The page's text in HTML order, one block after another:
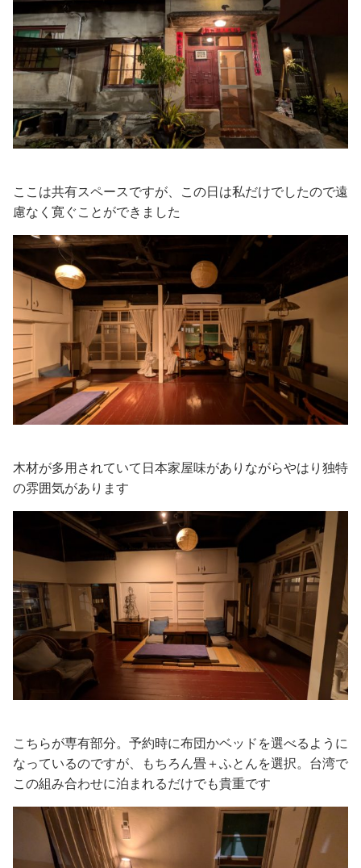
ここは共有スペースですが、この日は私だけでしたので遠
慮なく寛ぐことができました
木材が多用されていて日本家屋味がありながらやはり独特
の雰囲気があります
こちらが専有部分。予約時に布団かベッドを選べるように
なっているのですが、もちろん畳＋ふとんを選択。台湾で
この組み合わせに泊まれるだけでも貴重です